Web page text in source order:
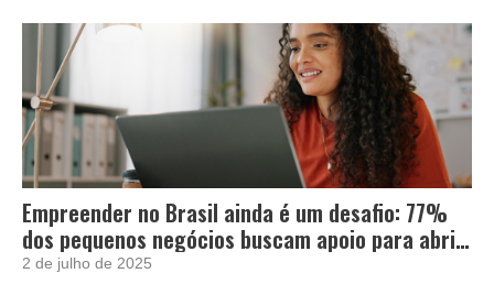
Empreender no Brasil ainda é um desafio: 77%
dos pequenos negócios buscam apoio para abrir
e crescer
2 de julho de 2025